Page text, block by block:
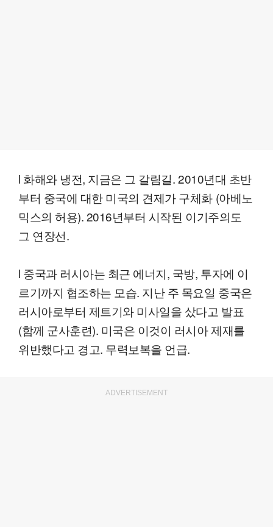
l 화해와 냉전, 지금은 그 갈림길. 2010년대 초반
부터 중국에 대한 미국의 견제가 구체화 (아베노
믹스의 허용). 2016년부터 시작된 이기주의도
그 연장선.
l 중국과 러시아는 최근 에너지, 국방, 투자에 이
르기까지 협조하는 모습. 지난 주 목요일 중국은
러시아로부터 제트기와 미사일을 샀다고 발표
(함께 군사훈련). 미국은 이것이 러시아 제재를
위반했다고 경고. 무력보복을 언급.
ADVERTISEMENT